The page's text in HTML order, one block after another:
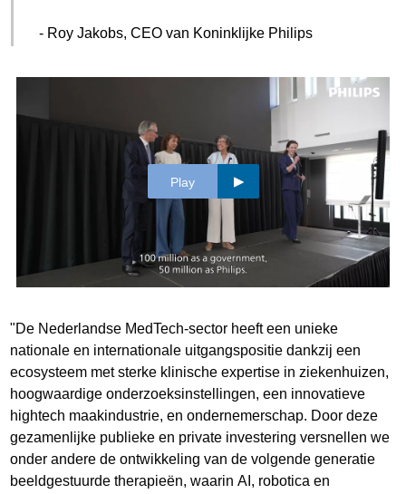
- Roy Jakobs, CEO van Koninklijke Philips
Play
"De Nederlandse MedTech-sector heeft een unieke
nationale en internationale uitgangspositie dankzij een
ecosysteem met sterke klinische expertise in ziekenhuizen,
hoogwaardige onderzoeksinstellingen, een innovatieve
hightech maakindustrie, en ondernemerschap. Door deze
gezamenlijke publieke en private investering versnellen we
onder andere de ontwikkeling van de volgende generatie
beeldgestuurde therapieën, waarin AI, robotica en